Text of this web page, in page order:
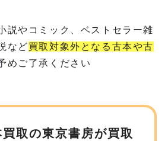
説やコミック、ベストセラー雑
など買取対象外となる古本や古
めご了承ください
買取の東京書房が買取